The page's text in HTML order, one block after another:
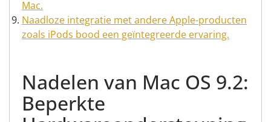
Mac.
Naadloze integratie met andere Apple-producten
zoals iPods bood een geïntegreerde ervaring.
Nadelen van Mac OS 9.2:
Beperkte